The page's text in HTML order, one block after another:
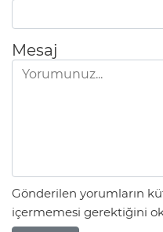
Mesaj
Gönderilen yorumların
içermemesi gerektiğini